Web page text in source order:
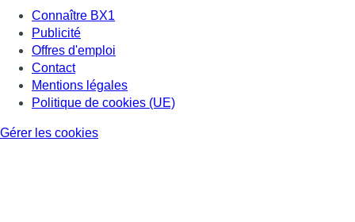
Connaître BX1
Publicité
Offres d'emploi
Contact
Mentions légales
Politique de cookies (UE)
Gérer les cookies